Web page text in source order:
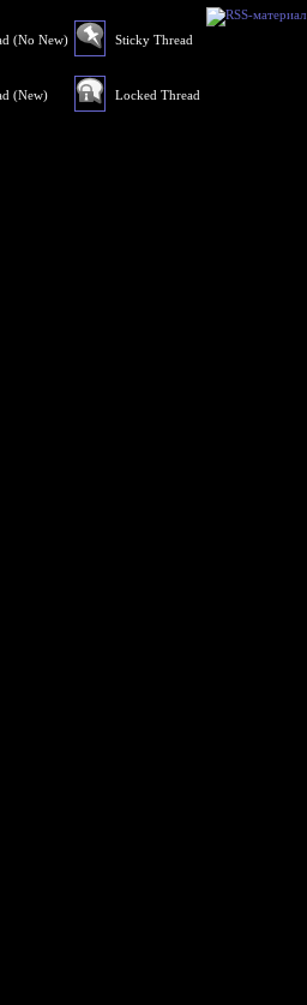
(No New)
(New)
Sticky Thread
Locked Thread